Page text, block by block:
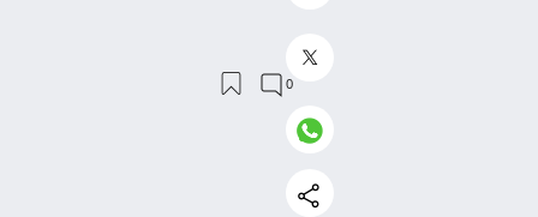
Guillermo del Toro
El refugio de Carlos Sobera:
un pueblo de 22 habitantes
y un valle que une a tres
ciudades